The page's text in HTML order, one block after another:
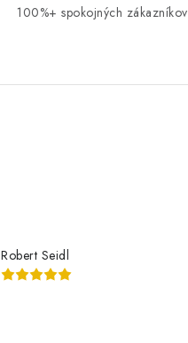
100%+ spokojných zákazníkov
Robert Seidl